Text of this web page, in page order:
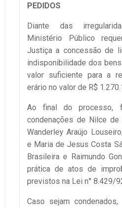
PEDIDOS
Diante das
Ministério Público
Justiça a concessão de
indisponibilidade dos
valor suficiente para a
erário no valor de R$
Ao final do processo,
condenações de Nilce
Wanderley Araújo
e Maria de Jesus Costa
Brasileira e Raimundo
prática de atos de
previstos na Lei n° 8.429/
Caso sejam